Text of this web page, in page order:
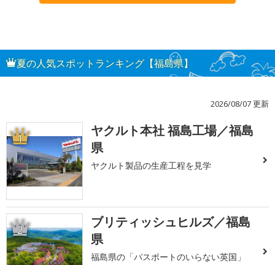
夏の人気スポットランキング【福島県】
2026/08/07 更新
1
ヤクルト本社 福島工場／福島
県
ヤクルト製品の生産工程を見学
2
ブリティッシュヒルズ／福島
県
福島県の「パスポートのいらない英国」